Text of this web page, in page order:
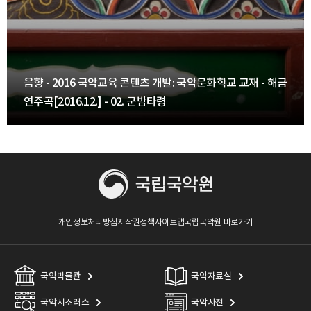
콘텐츠 개발: 국악문화학교 교재 - 해금
군밤타령
음향 - 2016 국악
연주곡[2016.12.]
개인정보처리방침저작권정책사이트맵국립국악원 바로가기
국악박물관 국악자료실
국악시소러스 국악사전